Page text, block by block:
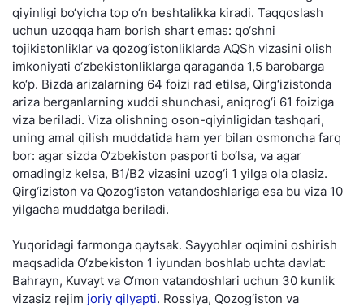
qiyinligi bo‘yicha top o‘n beshtalikka kiradi. Taqqoslash
uchun uzoqqa ham borish shart emas: qo‘shni
tojikistonliklar va qozog‘istonliklarda AQSh vizasini olish
imkoniyati o‘zbekistonliklarga qaraganda 1,5 barobarga
ko‘p. Bizda arizalarning 64 foizi rad etilsa, Qirg‘izistonda
ariza berganlarning xuddi shunchasi, aniqrog‘i 61 foiziga
viza beriladi. Viza olishning oson-qiyinligidan tashqari,
uning amal qilish muddatida ham yer bilan osmoncha farq
bor: agar sizda O‘zbekiston pasporti bo‘lsa, va agar
omadingiz kelsa, B1/B2 vizasini uzog‘i 1 yilga ola olasiz.
Qirg‘iziston va Qozog‘iston vatandoshlariga esa bu viza 10
yilgacha muddatga beriladi.
Yuqoridagi farmonga qaytsak. Sayyohlar oqimini oshirish
maqsadida O‘zbekiston 1 iyundan boshlab uchta davlat:
Bahrayn, Kuvayt va O‘mon vatandoshlari uchun 30 kunlik
vizasiz rejim joriy qilyapti. Rossiya, Qozog‘iston va